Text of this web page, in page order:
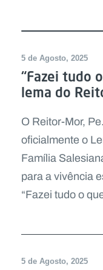
5 de Agosto, 2025
“Fazei tudo
lema do
O Reitor-Mor,
oficialmente o
Família
para a vivência
“Fazei tudo o
5 de Agosto, 2025